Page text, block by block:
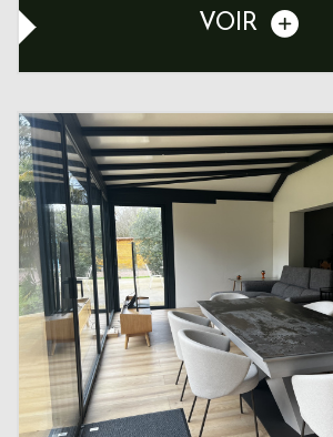
VOIR